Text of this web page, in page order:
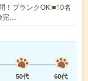
！ブランクOK!■10名
完…
50代
60代